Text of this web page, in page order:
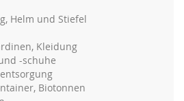
Helm und Stiefel
Kleidung
-schuhe
Biotonnen